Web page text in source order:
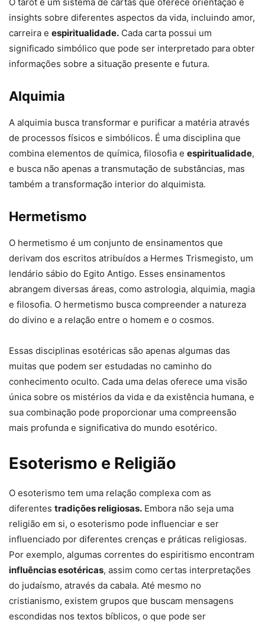
O tarot é um sistema de cartas que oferece orientação e
insights sobre diferentes aspectos da vida, incluindo amor,
carreira e espiritualidade. Cada carta possui um
significado simbólico que pode ser interpretado para obter
informações sobre a situação presente e futura.
Alquimia
A alquimia busca transformar e purificar a matéria através
de processos físicos e simbólicos. É uma disciplina que
combina elementos de química, filosofia e espiritualidade,
e busca não apenas a transmutação de substâncias, mas
também a transformação interior do alquimista.
Hermetismo
O hermetismo é um conjunto de ensinamentos que
derivam dos escritos atribuídos a Hermes Trismegisto, um
lendário sábio do Egito Antigo. Esses ensinamentos
abrangem diversas áreas, como astrologia, alquimia, magia
e filosofia. O hermetismo busca compreender a natureza
do divino e a relação entre o homem e o cosmos.
Essas disciplinas esotéricas são apenas algumas das
muitas que podem ser estudadas no caminho do
conhecimento oculto. Cada uma delas oferece uma visão
única sobre os mistérios da vida e da existência humana, e
sua combinação pode proporcionar uma compreensão
mais profunda e significativa do mundo esotérico.
Esoterismo e Religião
O esoterismo tem uma relação complexa com as
diferentes tradições religiosas. Embora não seja uma
religião em si, o esoterismo pode influenciar e ser
influenciado por diferentes crenças e práticas religiosas.
Por exemplo, algumas correntes do espiritismo encontram
influências esotéricas, assim como certas interpretações
do judaísmo, através da cabala. Até mesmo no
cristianismo, existem grupos que buscam mensagens
escondidas nos textos bíblicos, o que pode ser